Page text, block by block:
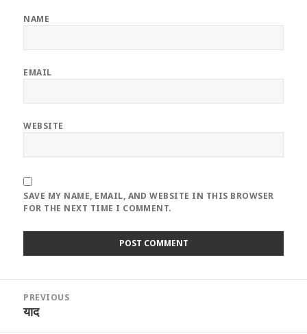
NAME
EMAIL
WEBSITE
SAVE MY NAME, EMAIL, AND WEBSITE IN THIS BROWSER
FOR THE NEXT TIME I COMMENT.
navigation
PREVIOUS
Previous
याद